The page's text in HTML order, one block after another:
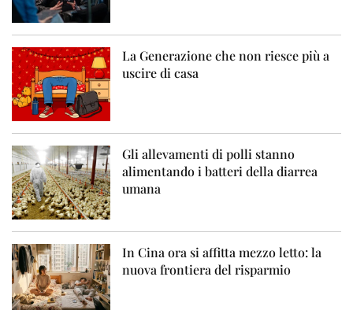
La Generazione che non riesce più a
uscire di casa
Gli allevamenti di polli stanno
alimentando i batteri della diarrea
umana
In Cina ora si affitta mezzo letto: la
nuova frontiera del risparmio